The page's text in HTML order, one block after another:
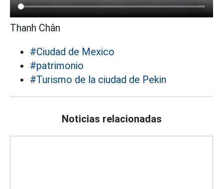
Thanh Chân
#Ciudad de Mexico
#patrimonio
#Turismo de la ciudad de Pekin
Noticias relacionadas